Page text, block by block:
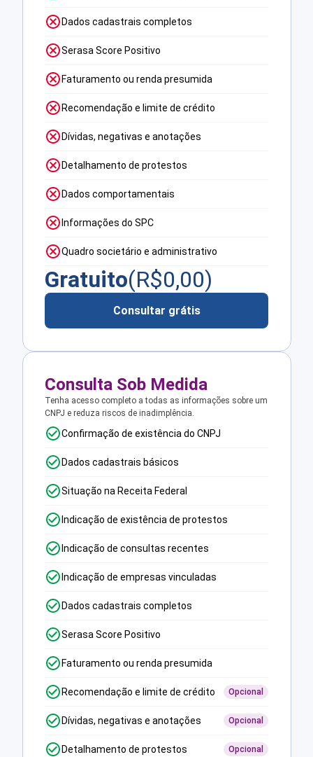
Dados cadastrais completos
Serasa Score Positivo
Faturamento ou renda presumida
Recomendação e limite de crédito
Dívidas, negativas e anotações
Detalhamento de protestos
Dados comportamentais
Informações do SPC
Quadro societário e administrativo
Gratuito(R$0,00)
Consultar grátis
Consulta Sob Medida
Tenha acesso completo a todas as informações sobre um
CNPJ e reduza riscos de inadimplência.
Confirmação de existência do CNPJ
Dados cadastrais básicos
Situação na Receita Federal
Indicação de existência de protestos
Indicação de consultas recentes
Indicação de empresas vinculadas
Dados cadastrais completos
Serasa Score Positivo
Faturamento ou renda presumida
Recomendação e limite de crédito Opcional
Dívidas, negativas e anotações Opcional
Detalhamento de protestos Opcional